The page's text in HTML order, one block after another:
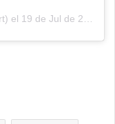
el 19 de Jul de 2019 a las 10:00 PDT